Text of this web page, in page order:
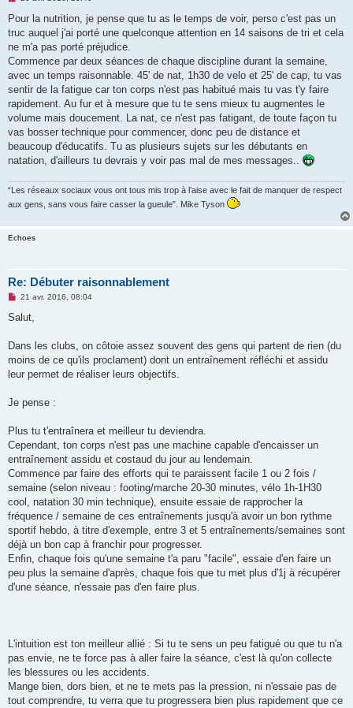
s
a
g
n
o
l
u
Pour la nutrition, je pense que tu as le temps de voir, perso c'est pas un
truc auquel j'ai porté une quelconque attention en 14 saisons de tri et cela
ne m'a pas porté préjudice.
Commence par deux séances de chaque discipline durant la semaine,
avec un temps raisonnable. 45' de nat, 1h30 de velo et 25' de cap, tu vas
sentir de la fatigue car ton corps n'est pas habitué mais tu vas t'y faire
rapidement. Au fur et à mesure que tu te sens mieux tu augmentes le
volume mais doucement. La nat, ce n'est pas fatigant, de toute façon tu
vas bosser technique pour commencer, donc peu de distance et
beaucoup d'éducatifs. Tu as plusieurs sujets sur les débutants en
natation, d'ailleurs tu devrais y voir pas mal de mes messages..
“Les réseaux sociaux vous ont tous mis trop à l’aise avec le fait de manquer de respect
aux gens, sans vous faire casser la gueule”. Mike Tyson
Echoes
Re: Débuter raisonnablement
M
s
g
n
o
u
21 avr. 2016, 08:04
Salut,
Dans les clubs, on côtoie assez souvent des gens qui partent de rien (du
moins de ce qu'ils proclament) dont un entraînement réfléchi et assidu
leur permet de réaliser leurs objectifs.
Je pense :
Plus tu t'entraînera et meilleur tu deviendra.
Cependant, ton corps n'est pas une machine capable d'encaisser un
entraînement assidu et costaud du jour au lendemain.
Commence par faire des efforts qui te paraissent facile 1 ou 2 fois /
semaine (selon niveau : footing/marche 20-30 minutes, vélo 1h-1H30
cool, natation 30 min technique), ensuite essaie de rapprocher la
fréquence / semaine de ces entraînements jusqu'à avoir un bon rythme
sportif hebdo, à titre d'exemple, entre 3 et 5 entraînements/semaines sont
déjà un bon cap à franchir pour progresser.
Enfin, chaque fois qu'une semaine t'a paru "facile", essaie d'en faire un
peu plus la semaine d'après, chaque fois que tu met plus d'1j à récupérer
d'une séance, n'essaie pas d'en faire plus.
L'intuition est ton meilleur allié : Si tu te sens un peu fatigué ou que tu n'a
pas envie, ne te force pas à aller faire la séance, c'est là qu'on collecte
les blessures ou les accidents.
Mange bien, dors bien, et ne te mets pas la pression, ni n'essaie pas de
tout comprendre, tu verra que tu progressera bien plus rapidement que ce